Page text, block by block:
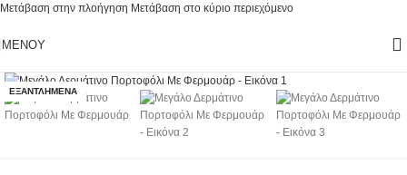
Μετάβαση στην πλοήγηση Μετάβαση στο κύριο περιεχόμενο
ΜΕΝΟΎ
ΕΞΑΝΤΛΗΜΈΝΑ